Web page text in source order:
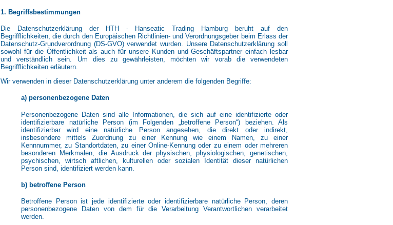
1. Begriffsbestimmungen
Die Datenschutzerklärung der HTH - Hanseatic Trading Hamburg beruht auf den
Begrifflichkeiten, die durch den Europäischen Richtlinien- und Verordnungsgeber beim Erlass der
Datenschutz-Grundverordnung (DS-GVO) verwendet wurden. Unsere Datenschutzerklärung soll
sowohl für die Öffentlichkeit als auch für unsere Kunden und Geschäftspartner einfach lesbar
und verständlich sein. Um dies zu gewährleisten, möchten wir vorab die verwendeten
Begrifflichkeiten erläutern.
Wir verwenden in dieser Datenschutzerklärung unter anderem die folgenden Begriffe:
a) personenbezogene Daten
Personenbezogene Daten sind alle Informationen, die sich auf eine identifizierte oder
identifizierbare natürliche Person (im Folgenden „betroffene Person“) beziehen. Als
identifizierbar wird eine natürliche Person angesehen, die direkt oder indirekt,
insbesondere mittels Zuordnung zu einer Kennung wie einem Namen, zu einer
Kennnummer, zu Standortdaten, zu einer Online-Kennung oder zu einem oder mehreren
besonderen Merkmalen, die Ausdruck der physischen, physiologischen, genetischen,
psychischen, wirtsch aftlichen, kulturellen oder sozialen Identität dieser natürlichen
Person sind, identifiziert werden kann.
b) betroffene Person
Betroffene Person ist jede identifizierte oder identifizierbare natürliche Person, deren
personenbezogene Daten von dem für die Verarbeitung Verantwortlichen verarbeitet
werden.